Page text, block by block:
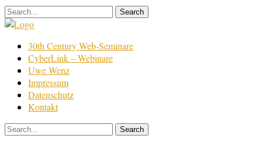
Skip
to
Film
Bearbeitung
30th Century Web-Seminare
CyberLink – Webinare
Uwe Wenz
Impressum
Datenschutz
Kontakt